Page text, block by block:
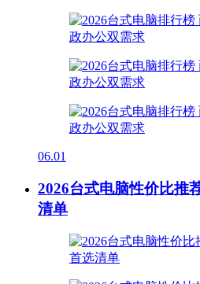
06.01
2026台式电脑性价比推
清单